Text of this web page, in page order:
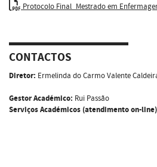
Protocolo Final_Mestrado em
CONTACTOS
Diretor: Ermelinda do Carmo Valente
Gestor Académico: Rui Passão
Serviços Académicos (atendimento on-